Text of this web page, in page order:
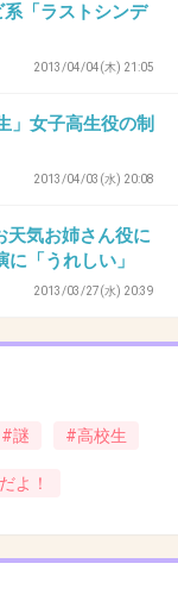
出来るのかな。
「ラストシンデ
2013/04/04(木) 21:05
」女子高生役の制
2013/04/03(水) 20:08
天気お姉さん役に
「うれしい」
2013/03/27(水) 20:39
#謎 #高校生
よ！